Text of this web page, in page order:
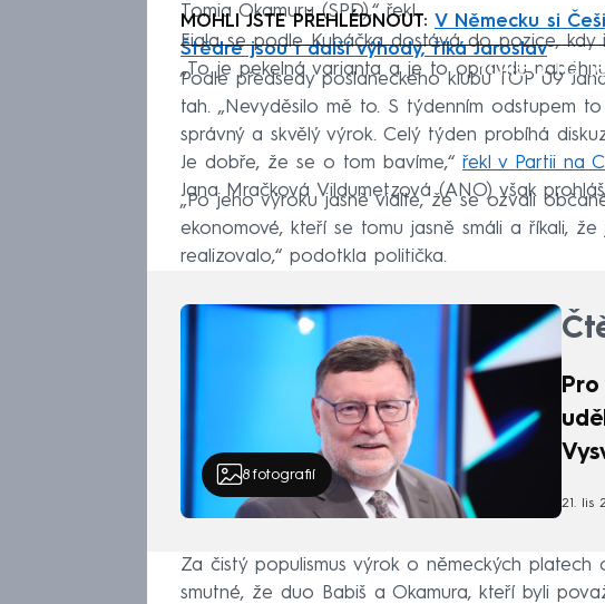
Tomia Okamuru (SPD),“ řekl.
MOHLI JSTE PŘEHLÉDNOUT: V Německu si
Štědré jsou i další výhody, říká Jaroslav
Failed to
Fiala se podle Kubáčka dostává do pozice, kdy
„To je pekelná varianta a je to opravdu
Podle předsedy poslaneckého klubu TOP 09
tah. „Nevyděsilo mě to. S týdenním odstupem
správný a skvělý výrok. Celý týden probíhá
Je dobře, že se o tom bavíme,“ řekl v Partii na
Jana Mračková Vildumetzová (ANO) však
„Po jeho výroku jasně vidíte, že se ozvali
ekonomové, kteří se tomu jasně smáli a říkali,
realizovalo,“ podotkla politička.
8fotografií
21. lis
Za čistý populismus výrok o německých platech
smutné, že duo Babiš a Okamura, kteří byli